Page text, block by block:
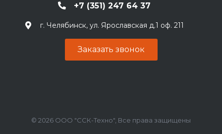
+7 (351) 247 64 37
г. Челябинск, ул. Ярославская д.1 оф. 211
Заказать звонок
© 2026 ООО "ССК-Техно", Все права защищены